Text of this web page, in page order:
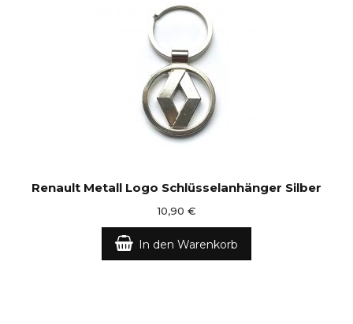
Renault Metall Logo Schlüsselanhänger Silber
10,90 €
In den Warenkorb